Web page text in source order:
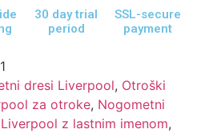
30 day trial
period
SSL-secure
payment
dresi Liverpool, Otroški
za otroke, Nogometni
z lastnim imenom,